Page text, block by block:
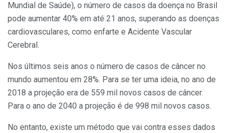
Mundial de Saúde), o número de casos da doença no Brasil
pode aumentar 40% em até 21 anos, superando as doenças
cardiovasculares, como enfarte e Acidente Vascular
Cerebral.
Nos últimos seis anos o número de casos de câncer no
mundo aumentou em 28%. Para se ter uma ideia, no ano de
2018 a projeção era de 559 mil novos casos de câncer.
Para o ano de 2040 a projeção é de 998 mil novos casos.
No entanto, existe um método que vai contra esses dados